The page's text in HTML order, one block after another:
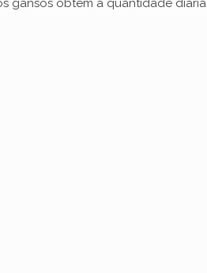
gansos obtêm a quantidade diária